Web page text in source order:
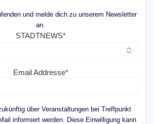
und melde dich zu unserem Newsletter
an.
STADTNEWS*
Email Addresse*
über Veranstaltungen bei Treffpunkt
informiert werden. Diese Einwilligung kann